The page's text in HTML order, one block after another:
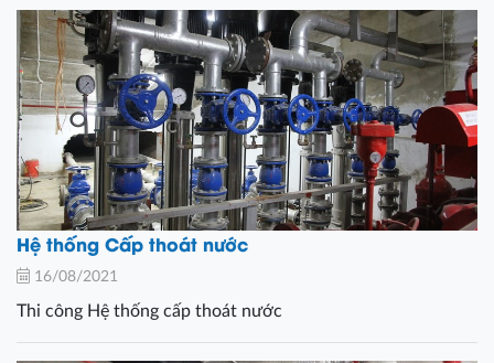
Hệ thống Cấp thoát nước
16/08/2021
Thi công Hệ thống cấp thoát nước